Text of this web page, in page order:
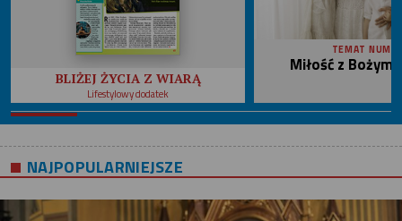
BLIŻEJ ŻYCIA Z WIARĄ
Lifestylowy dodatek
TEMAT
Miłość z
NAJPOPULARNIEJSZE